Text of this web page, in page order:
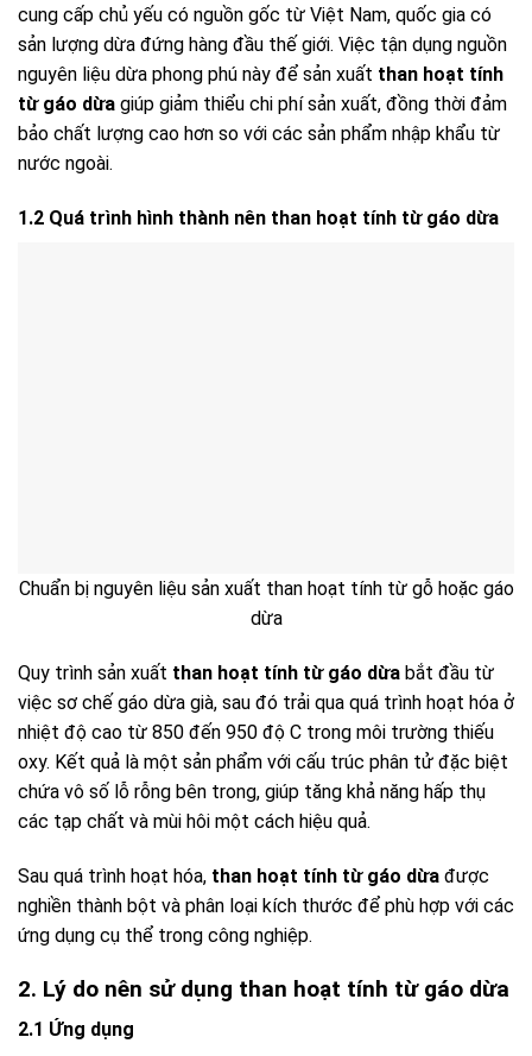
cung cấp chủ yếu có nguồn gốc từ Việt Nam, quốc gia có
sản lượng dừa đứng hàng đầu thế giới. Việc tận dụng nguồn
nguyên liệu dừa phong phú này để sản xuất than hoạt tính
từ gáo dừa giúp giảm thiểu chi phí sản xuất, đồng thời đảm
bảo chất lượng cao hơn so với các sản phẩm nhập khẩu từ
nước ngoài.
1.2 Quá trình hình thành nên than hoạt tính từ gáo dừa
Chuẩn bị nguyên liệu sản xuất than hoạt tính từ gỗ hoặc gáo
dừa
Quy trình sản xuất than hoạt tính từ gáo dừa bắt đầu từ
việc sơ chế gáo dừa già, sau đó trải qua quá trình hoạt hóa ở
nhiệt độ cao từ 850 đến 950 độ C trong môi trường thiếu
oxy. Kết quả là một sản phẩm với cấu trúc phân tử đặc biệt
chứa vô số lỗ rỗng bên trong, giúp tăng khả năng hấp thụ
các tạp chất và mùi hôi một cách hiệu quả.
Sau quá trình hoạt hóa, than hoạt tính từ gáo dừa được
nghiền thành bột và phân loại kích thước để phù hợp với các
ứng dụng cụ thể trong công nghiệp.
2. Lý do nên sử dụng than hoạt tính từ gáo dừa
2.1 Ứng dụng